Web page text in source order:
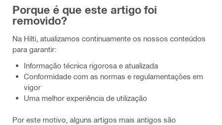
Porque é que este artigo foi
removido?
Na Hilti, atualizamos continuamente os nossos conteúdos
para garantir:
Informação técnica rigorosa e atualizada
Conformidade com as normas e regulamentações em
vigor
Uma melhor experiência de utilização
Por este motivo, alguns artigos mais antigos são